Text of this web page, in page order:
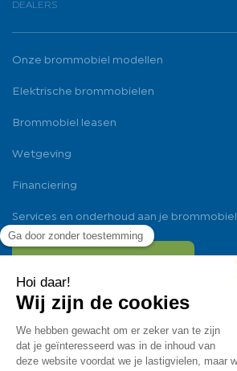
DEALERS
Onze brommobiel modellen
Elektrische brommobielen
Brommobiel leasen
Wetgeving
Financiering
Services en onderhoud aan je brommobiel
(kosten van een lokaal gesprek)